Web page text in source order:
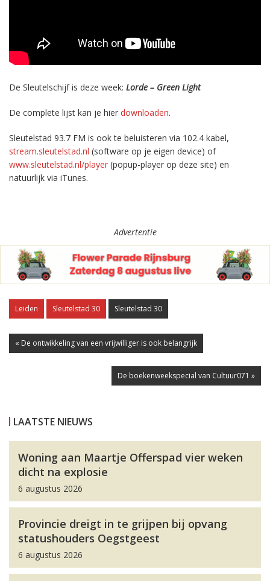
De Sleutelschijf is deze week: Lorde – Green Light
De complete lijst kan je hier downloaden.
Sleutelstad 93.7 FM is ook te beluisteren via 102.4 kabel,
stream.sleutelstad.nl (software op je eigen device) of
www.sleutelstad.nl/player (popup-player op deze site) en
natuurlijk via iTunes.
Advertentie
Leiden Sleutelstad 30 Sleutelstad 30
« De ontwikkeling van een vrijwilliger is ook belangrijk
De boekenweekspecial van Cultuur071 »
LAATSTE NIEUWS
Woning aan Maartje Offerspad vier weken
dicht na explosie
6 augustus 2026
Provincie dreigt in te grijpen bij opvang
statushouders Oegstgeest
6 augustus 2026